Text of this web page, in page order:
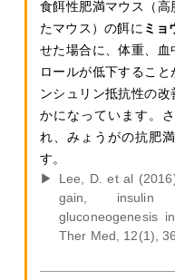
食餌性肥満マウス（高
たマウス）の餌に ミョ
せた場合に、体重、
ロールが低下するこ
ンシュリン抵抗性の
かになっています。
れ、みょうがの抗肥
す。
Lee, D. et al
gain, insulin
gluconeogenesis
Ther Med, 12(1),